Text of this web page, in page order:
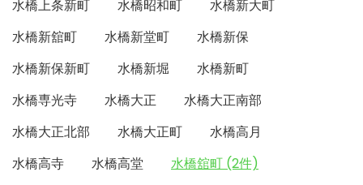
水橋上条新町
水橋昭和町
水橋新大町
水橋新舘町
水橋新堂町
水橋新保
水橋新保新町
水橋新堀
水橋新町
水橋専光寺
水橋大正
水橋大正南部
水橋大正北部
水橋大正町
水橋高月
水橋高寺
水橋高堂
水橋舘町 (2件)